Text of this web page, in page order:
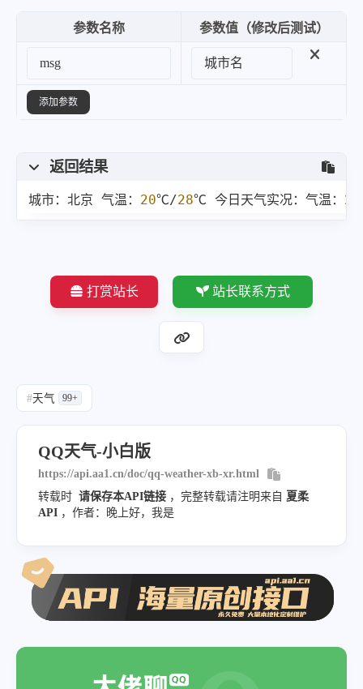
参数名称 参数值（修改后测试）
添加参数
返回结果
城市：北京 气温： 20℃/28℃ 今日天气实况：气温： 21
打赏站长 站长联系方式
#天气 99+
QQ天气-小白版
https://api.aa1.cn/doc/qq-weather-xb-xr.html
转载时 请保存本API链接 ，完整转载请注明来自 夏柔
API ，作者：晚上好，我是